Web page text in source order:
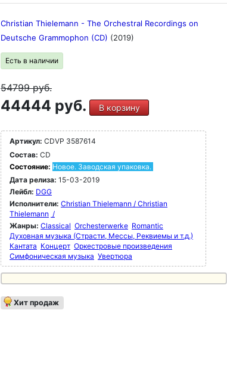
Christian Thielemann - The Orchestral Recordings on
Deutsche Grammophon (CD) (2019)
Есть в наличии
54799руб.
44444 руб. В корзину
Артикул: CDVP 3587614
Состав: CD
Состояние: Новое. Заводская упаковка.
Дата релиза: 15-03-2019
Лейбл: DGG
Исполнители: Christian Thielemann / Christian
Thielemann /
Жанры: Classical Orchesterwerke Romantic
Духовная музыка (Страсти, Мессы, Реквиемы и т.д.)
Кантата Концерт Оркестровые произведения
Симфоническая музыка Увертюра
Хит продаж